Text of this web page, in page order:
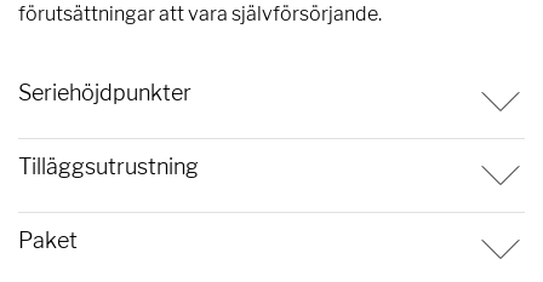
förutsättningar att vara självförsörjande.
Seriehöjdpunkter
Tilläggsutrustning
Paket